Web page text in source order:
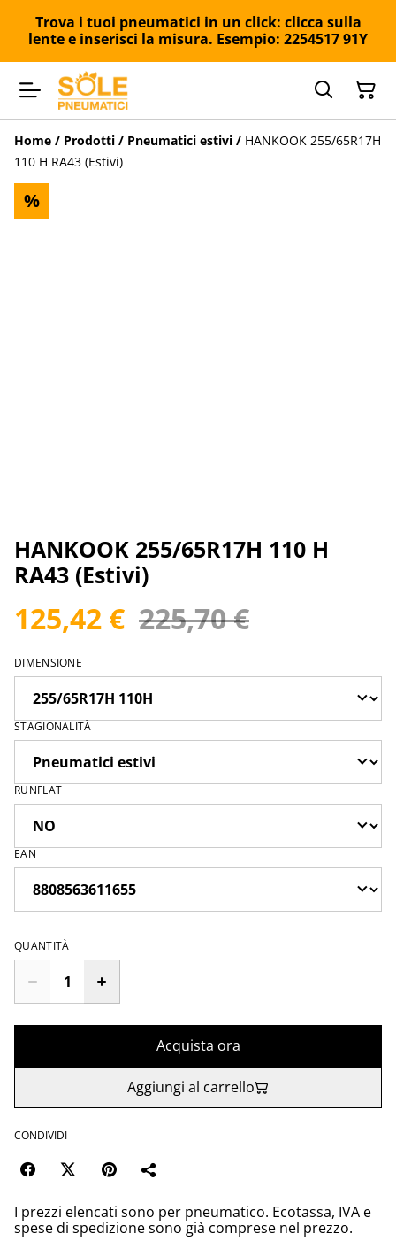
Trova i tuoi pneumatici in un click: clicca sulla
lente e inserisci la misura. Esempio: 2254517 91Y
Home / Prodotti / Pneumatici estivi / HANKOOK 255/65R17H
110 H RA43 (Estivi)
%
HANKOOK 255/65R17H 110 H
RA43 (Estivi)
125,42 € 225,70 €
DIMENSIONE
STAGIONALITÀ
RUNFLAT
EAN
QUANTITÀ
Acquista ora
Aggiungi al carrello
CONDIVIDI
I prezzi elencati sono per pneumatico. Ecotassa, IVA e
spese di spedizione sono già comprese nel prezzo.